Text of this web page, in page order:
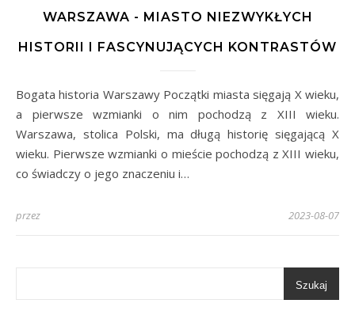
WARSZAWA - MIASTO NIEZWYKŁYCH
HISTORII I FASCYNUJĄCYCH KONTRASTÓW
Bogata historia Warszawy Początki miasta sięgają X wieku,
a pierwsze wzmianki o nim pochodzą z XIII wieku.
Warszawa, stolica Polski, ma długą historię sięgającą X
wieku. Pierwsze wzmianki o mieście pochodzą z XIII wieku,
co świadczy o jego znaczeniu i…
przez 2023-08-07
Szukaj